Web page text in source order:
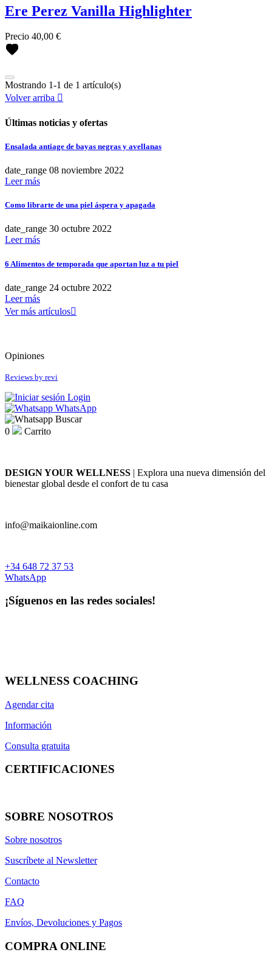
Limpiar
Marcas
Casall
Coola
Fushi
Hurraw!
Kost Kamm
Niyok
Odacité
Puori
Soleil Tourjours
más... menos
32
Falling Star
Sun Halo
Distintivos
más... menos
10 g
más... menos
Ver productos1
Ere Perez Vanilla Highlighter
Precio 40,00 €
Mostrando 1-1 de 1 artículo(s)
Volver arriba 
Marcas
Antipodes
BetterYou
Ere Perez
Henné Organics
Juice Beauty
Niyok
Odacité
OSKIA
Pandoo
Puori
Soleil Tourjours
Precio
Falling Star
Sun Halo
más...
más... menos
Cantidad
10 g
más... menos
Novedades
más... menos
Últimas noticias y ofertas
Ensalada antiage de bayas negras y avellanas
date_range 08 noviembre 2022
Leer más
Como librarte de una piel áspera y apagada
date_range 30 octubre 2022
Leer más
6 Alimentos de temporada que aportan luz a tu piel
date_range 24 octubre 2022
Leer más
Ver más artículos
Opiniones
Reviews by revi
Login
WhatsApp
Buscar
0
Carrito
DESIGN YOUR WELLNESS | Explora una nueva dimensión del
bienestar global desde el confort de tu casa
info@maikaionline.com
+34 648 72 37 53
WhatsApp
¡Síguenos en las redes sociales!
WELLNESS COACHING
Agendar cita
Información
Consulta gratuita
CERTIFICACIONES
SOBRE NOSOTROS
Sobre nosotros
Suscríbete al Newsletter
Contacto
FAQ
Envíos, Devoluciones y Pagos
COMPRA ONLINE